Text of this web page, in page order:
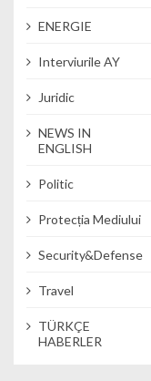
ENERGIE
Interviurile AY
Juridic
NEWS IN
ENGLISH
Politic
Protecția Mediului
Security&Defense
Travel
TÜRKÇE
HABERLER